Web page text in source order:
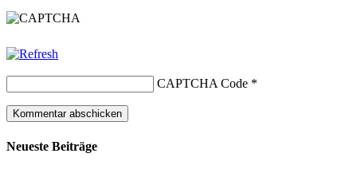
CAPTCHA Code *
Neueste Beiträge